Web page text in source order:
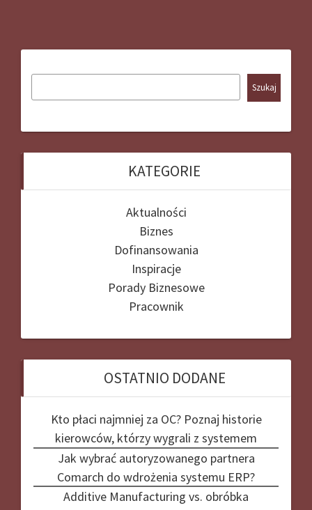
Szukaj
KATEGORIE
Aktualności
Biznes
Dofinansowania
Inspiracje
Porady Biznesowe
Pracownik
OSTATNIO DODANE
Kto płaci najmniej za OC? Poznaj historie
kierowców, którzy wygrali z systemem
Jak wybrać autoryzowanego partnera
Comarch do wdrożenia systemu ERP?
Additive Manufacturing vs. obróbka